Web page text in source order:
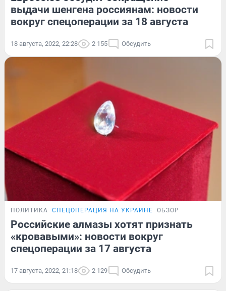
выдачи шенгена россиянам: новости
вокруг спецоперации за 18 августа
18 августа, 2022, 22:28 2 155 Обсудить
ПОЛИТИКА СПЕЦОПЕРАЦИЯ НА УКРАИНЕ ОБЗОР
Российские алмазы хотят признать
«кровавыми»: новости вокруг
спецоперации за 17 августа
17 августа, 2022, 21:18 2 129 Обсудить